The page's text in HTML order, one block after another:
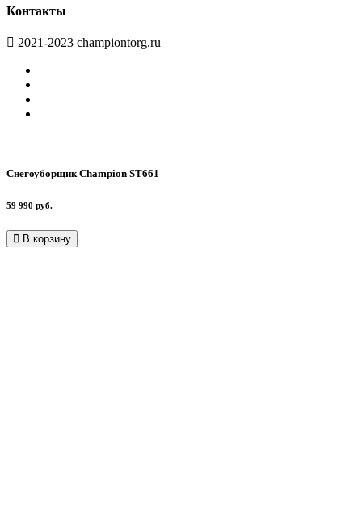
Контакты
2021-2023 championtorg.ru
Снегоуборщик Champion ST661
59 990 руб.
В корзину